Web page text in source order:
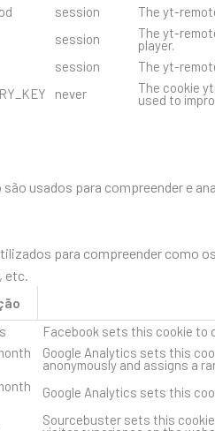
session
The yt-
session The yt-
player.
session
The yt-
never The cookie
used to
usados ​​para compreender e
para compreender como
etc.
Facebook sets this cookie to
Google Analytics sets this
anonymously and assigns a
Google Analytics sets this
Sourcebuster sets this